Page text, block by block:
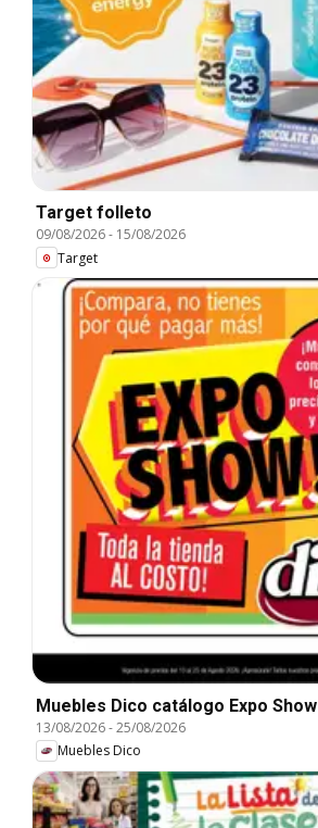
Target folleto
09/08/2026- 15/08/2026
Target
Muebles Dico catálogo Expo Show
13/08/2026-25/08/2026
Muebles Dico